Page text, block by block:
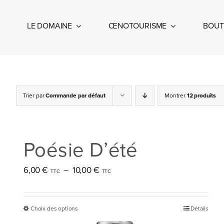
LE DOMAINE ŒNOTOURISME
Trier parCommande par défaut Montrer12 produits
Poésie D’été
6,00€ – 10,00€
Plage
prix :
Choix des options Détails